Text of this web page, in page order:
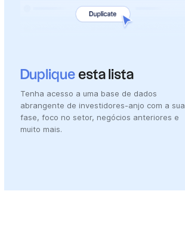
Duplique esta lista
Tenha acesso a uma base de dados
abrangente de investidores-anjo com a sua
fase, foco no setor, negócios anteriores e
muito mais.